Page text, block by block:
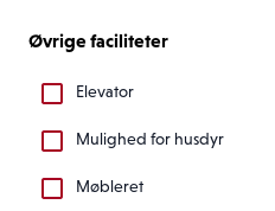
Øvrige faciliteter
Elevator
Mulighed for husdyr
Møbleret